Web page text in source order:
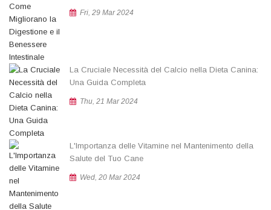
Fri, 29 Mar 2024
La Cruciale Necessità del Calcio nella Dieta Canina:
Una Guida Completa
Thu, 21 Mar 2024
L'Importanza delle Vitamine nel Mantenimento della
Salute del Tuo Cane
Wed, 20 Mar 2024